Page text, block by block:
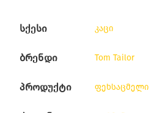
სქესი კაცი
ბრენდი Tom Tailor
პროდუქტი ფეხსაცმელი